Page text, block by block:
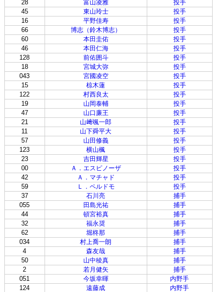
28
富山凌雅
投手
45
東山玲士
投手
16
平野佳寿
投手
66
博志（鈴木博志）
投手
60
本田圭佑
投手
46
本田仁海
投手
128
前佑囲斗
投手
18
宮城大弥
投手
043
宮國凌空
投手
15
椋木蓮
投手
122
村西良太
投手
19
山岡泰輔
投手
47
山口廉王
投手
21
山﨑颯一郎
投手
11
山下舜平大
投手
57
山田修義
投手
123
横山楓
投手
23
吉田輝星
投手
00
Ａ．エスピノーザ
投手
42
Ａ．マチャド
投手
59
Ｌ．ペルドモ
投手
37
石川亮
捕手
055
田島光祐
捕手
44
頓宮裕真
捕手
32
福永奨
捕手
62
堀柊那
捕手
034
村上喬一朗
捕手
4
森友哉
捕手
50
山中稜真
捕手
2
若月健矢
捕手
051
今坂幸暉
内野手
124
遠藤成
内野手